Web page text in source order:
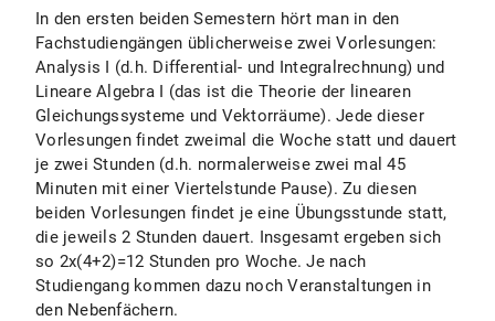
In den ersten beiden Semestern hört man in den
Fachstudiengängen üblicherweise zwei Vorlesungen:
Analysis I (d.h. Differential- und Integralrechnung) und
Lineare Algebra I (das ist die Theorie der linearen
Gleichungssysteme und Vektorräume). Jede dieser
Vorlesungen findet zweimal die Woche statt und dauert
je zwei Stunden (d.h. normalerweise zwei mal 45
Minuten mit einer Viertelstunde Pause). Zu diesen
beiden Vorlesungen findet je eine Übungsstunde statt,
die jeweils 2 Stunden dauert. Insgesamt ergeben sich
so 2x(4+2)=12 Stunden pro Woche. Je nach
Studiengang kommen dazu noch Veranstaltungen in
den Nebenfächern.